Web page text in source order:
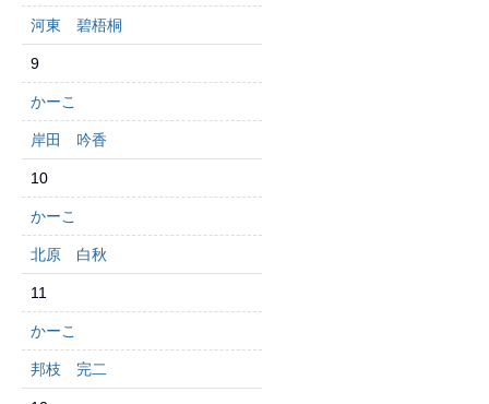
河東 碧梧桐
9
かーこ
岸田 吟香
10
かーこ
北原 白秋
11
かーこ
邦枝 完二